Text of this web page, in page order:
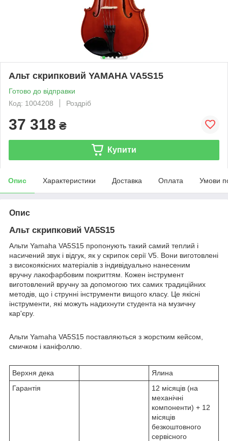
Альт скрипковий YAMAHA VA5S15
Готово до відправки
Код: 1004208
Роздріб
37 318 ₴
Купити
Опис Характеристики Доставка Оплата Умови
Опис
Альт скрипковий VA5S15
Альти Yamaha VA5S15 пропонують такий самий теплий і
насичений звук і відгук, як у скрипок серії V5. Вони виготовлені
з високоякісних матеріалів з індивідуально нанесеним
вручну лакофарбовим покриттям. Кожен інструмент
виготовлений вручну за допомогою тих самих традиційних
методів, що і струнні інструменти вищого класу. Це якісні
інструменти, які можуть надихнути студента на музичну
кар'єру.
Альти Yamaha VA5S15 поставляються з жорстким кейсом,
смичком і каніфоллю.
Верхня дека
Ялина
Гарантія
12 місяців (на
механічні
компоненти) + 12
місяців
безкоштовного
сервісного